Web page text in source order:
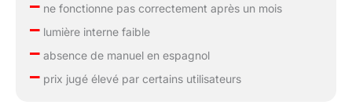
–ne fonctionne pas correctement après un mois
–lumière interne faible
–absence de manuel en espagnol
–prix jugé élevé par certains utilisateurs